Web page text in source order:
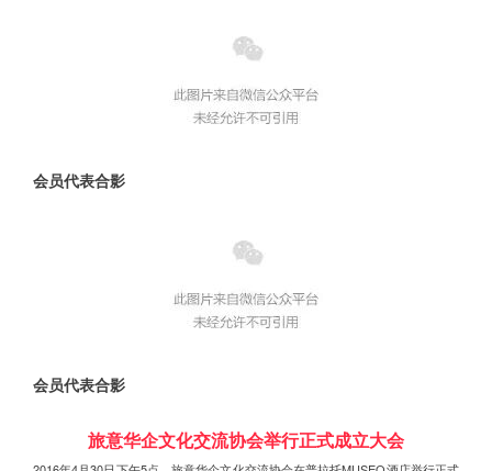
会员代表合影
会员代表合影
旅意华企文化交流协会举行正式成立大会